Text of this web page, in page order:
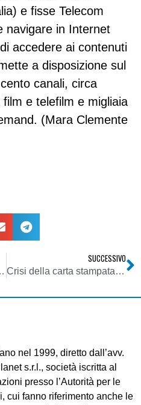
e fisse Telecom
navigare in Internet
accedere ai contenuti
a disposizione sul
canali, circa
film e telefilm e migliaia
(Mara Clemente
per Alice
SUCCESSIVO
Crisi della carta stampata: dopo 126 anni chiude Il Resegone e dopo 94 Luce
nel 1999, diretto dall’avv.
s.r.l., società iscritta al
presso l’Autorità per le
cui fanno riferimento anche le